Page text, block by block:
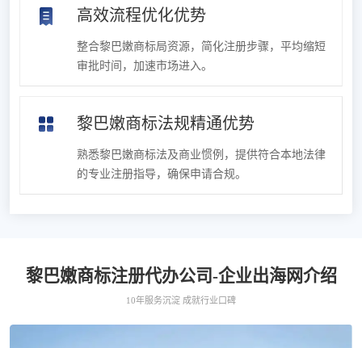
高效流程优化优势
整合黎巴嫩商标局资源，简化注册步骤，平均缩短
审批时间，加速市场进入。
黎巴嫩商标法规精通优势
熟悉黎巴嫩商标法及商业惯例，提供符合本地法律
的专业注册指导，确保申请合规。
黎巴嫩商标注册代办公司-企业出海网介绍
10年服务沉淀 成就行业口碑